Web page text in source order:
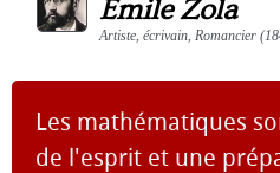
Emile Zola
Artiste, écrivain, Romancier
Les mathématiques
de l'esprit et une